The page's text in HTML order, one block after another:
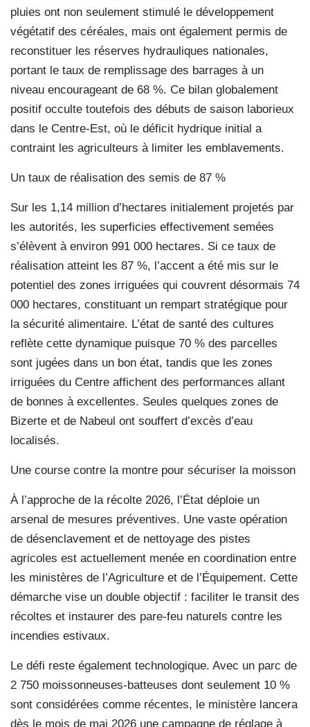
pluies ont non seulement stimulé le développement
végétatif des céréales, mais ont également permis de
reconstituer les réserves hydrauliques nationales,
portant le taux de remplissage des barrages à un
niveau encourageant de 68 %. Ce bilan globalement
positif occulte toutefois des débuts de saison laborieux
dans le Centre-Est, où le déficit hydrique initial a
contraint les agriculteurs à limiter les emblavements.
Un taux de réalisation des semis de 87 %
Sur les 1,14 million d’hectares initialement projetés par
les autorités, les superficies effectivement semées
s’élèvent à environ 991 000 hectares. Si ce taux de
réalisation atteint les 87 %, l’accent a été mis sur le
potentiel des zones irriguées qui couvrent désormais 74
000 hectares, constituant un rempart stratégique pour
la sécurité alimentaire. L’état de santé des cultures
reflète cette dynamique puisque 70 % des parcelles
sont jugées dans un bon état, tandis que les zones
irriguées du Centre affichent des performances allant
de bonnes à excellentes. Seules quelques zones de
Bizerte et de Nabeul ont souffert d’excès d’eau
localisés.
Une course contre la montre pour sécuriser la moisson
À l’approche de la récolte 2026, l’État déploie un
arsenal de mesures préventives. Une vaste opération
de désenclavement et de nettoyage des pistes
agricoles est actuellement menée en coordination entre
les ministères de l’Agriculture et de l’Équipement. Cette
démarche vise un double objectif : faciliter le transit des
récoltes et instaurer des pare-feu naturels contre les
incendies estivaux.
Le défi reste également technologique. Avec un parc de
2 750 moissonneuses-batteuses dont seulement 10 %
sont considérées comme récentes, le ministère lancera
dès le mois de mai 2026 une campagne de réglage à